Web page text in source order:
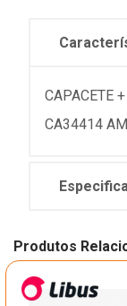
CAPACETE
CA34414
Produtos